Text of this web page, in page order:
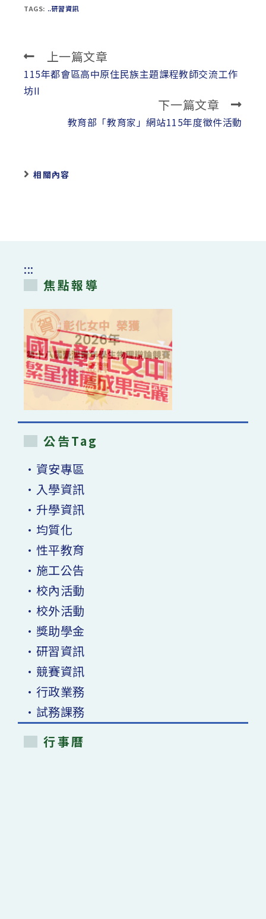
TAGS: ..研習資訊
Read
more
articles
上一篇文章
115年都會區高中原住民族主題課程教師交流工作
坊II
下一篇文章
教育部「教育家」網站115年度徵件活動
相關內容
:::
焦點報導
公告Tag
•資安專區
•入學資訊
•升學資訊
•均質化
•性平教育
•施工公告
•校內活動
•校外活動
•獎助學金
•研習資訊
•競賽資訊
•行政業務
•試務課務
行事曆